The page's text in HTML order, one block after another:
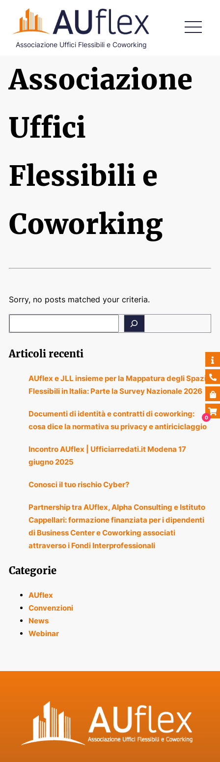
Associazione Uffici Flessibili e Coworking
CHI SIAMO
DOCUMENTI ISTITUZIONALI
BLOG
0
Associazione
Uffici
Flessibili e
Coworking
Sorry, no posts matched your criteria.
Articoli recenti
AUflex e JLL insieme per la Mappatura degli Spazi
Flessibili in Italia: Parte la Survey Nazionale 2026
Documenti di identità e contratti di coworking:
cosa dice la normativa su privacy e antiriciclaggio
Incontro AUflex | Ufficiarredati.it Modena 17
giugno 2025
Conosci il tuo rischio Cyber?
Partnership tra AUflex, Alpha Consulting e Istituto
Cappellari: formazione finanziata per i dipendenti
di Business Center e Coworking associati
attraverso i Fondi Interprofessionali
Categorie
AUflex
Convenzioni
News
Webinar